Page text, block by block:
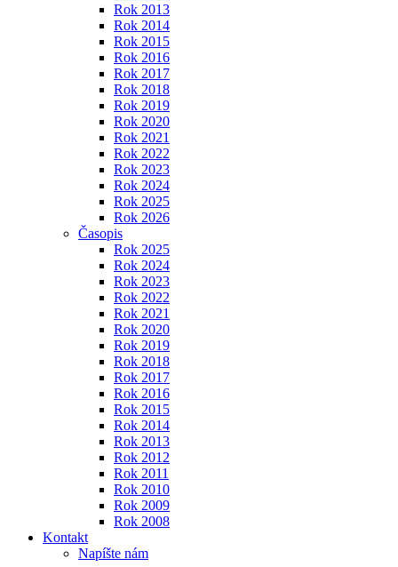
Rok 2013
Rok 2014
Rok 2015
Rok 2016
Rok 2017
Rok 2018
Rok 2019
Rok 2020
Rok 2021
Rok 2022
Rok 2023
Rok 2024
Rok 2025
Rok 2026
Časopis
Rok 2025
Rok 2024
Rok 2023
Rok 2022
Rok 2021
Rok 2020
Rok 2019
Rok 2018
Rok 2017
Rok 2016
Rok 2015
Rok 2014
Rok 2013
Rok 2012
Rok 2011
Rok 2010
Rok 2009
Rok 2008
Kontakt
Napíšte nám